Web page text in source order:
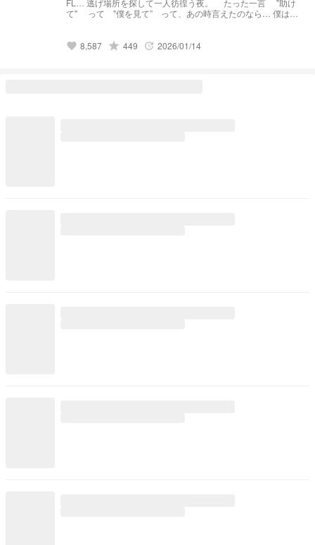
FL… 逃げ場所を探して一人彷徨う夜。 たった一言 "助け
て" って "僕を見て” って、あの時言えたのなら… 僕は違
favorite 8,587 grade 449 update 2026/01/14